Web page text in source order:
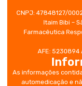
CNPJ: 47848127/
Itaim Bibi –
Farmacêutica
AFE:
As informações
automedicação e